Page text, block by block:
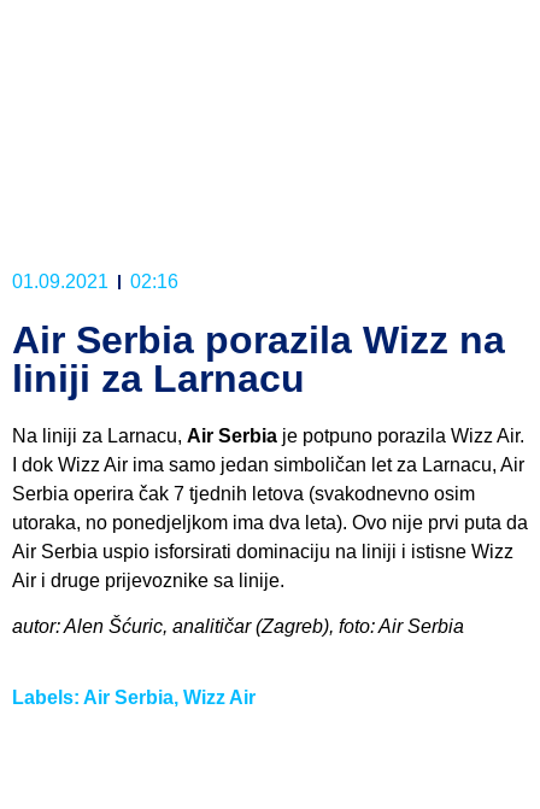
01.09.2021 02:16
Air Serbia porazila Wizz na
liniji za Larnacu
Na liniji za Larnacu, Air Serbia je potpuno porazila Wizz Air.
I dok Wizz Air ima samo jedan simboličan let za Larnacu, Air
Serbia operira čak 7 tjednih letova (svakodnevno osim
utoraka, no ponedjeljkom ima dva leta). Ovo nije prvi puta da
Air Serbia uspio isforsirati dominaciju na liniji i istisne Wizz
Air i druge prijevoznike sa linije.
autor: Alen Šćuric, analitičar (Zagreb), foto: Air Serbia
Labels: Air Serbia, Wizz Air